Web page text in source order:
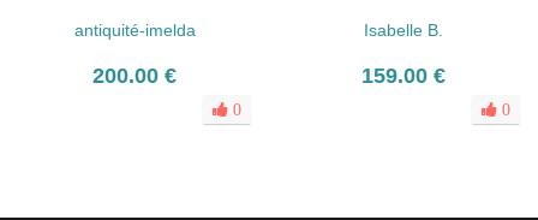
antiquité-imelda
200.00 €
0
Isabelle B.
159.00 €
0